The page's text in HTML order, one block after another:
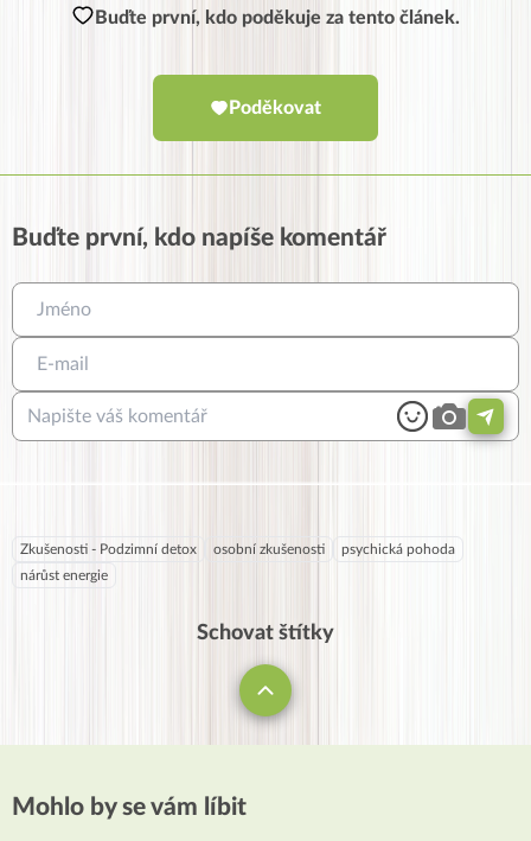
Buďte první, kdo poděkuje za tento článek.
Poděkovat
Buďte první, kdo napíše komentář
Zkušenosti - Podzimní detox osobní zkušenosti
psychická pohoda
nárůst energie
Schovat štítky
Mohlo by se vám líbit